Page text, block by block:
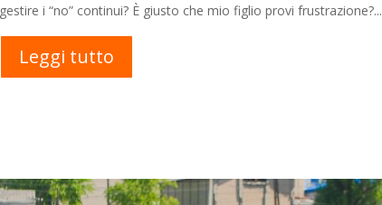
gestire i “no” continui? È giusto che mio figlio provi frustrazione?...
Leggi tutto